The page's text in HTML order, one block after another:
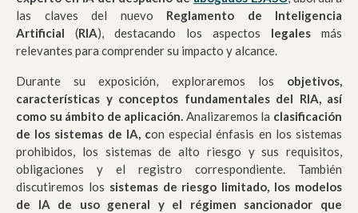
las claves del nuevo Reglamento de Inteligencia
Artificial (RIA), destacando los aspectos legales más
relevantes para comprender su impacto y alcance.
Durante su exposición, exploraremos los objetivos,
características y conceptos fundamentales del RIA, así
como su ámbito de aplicación. Analizaremos la clasificación
de los sistemas de IA, con especial énfasis en los sistemas
prohibidos, los sistemas de alto riesgo y sus requisitos,
obligaciones y el registro correspondiente. También
discutiremos los sistemas de riesgo limitado, los modelos
de IA de uso general y el régimen sancionador que